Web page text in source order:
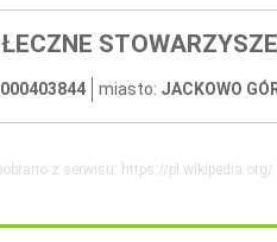
miasto: JACKOWO
z serwisu: https://pl.wikipedia.org/